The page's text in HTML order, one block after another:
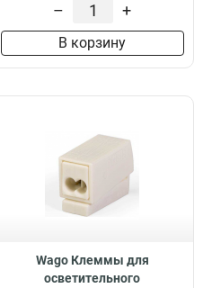
– +
В корзину
Wago Клеммы для
осветительного